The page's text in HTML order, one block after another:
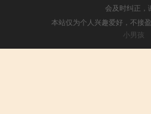
会及时纠正，
本站仅为个人兴趣爱好，不接
小男孩